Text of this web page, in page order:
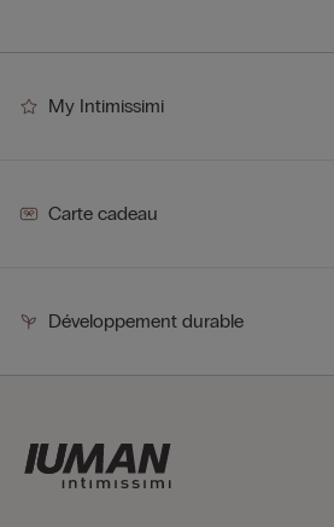
My Intimissimi
Carte cadeau
Développement durable